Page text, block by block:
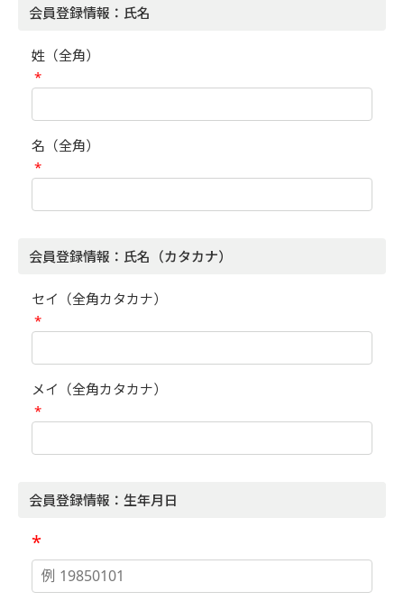
会員登録情報：氏名
姓（全角）
*
名（全角）
*
会員登録情報：氏名（カタカナ）
セイ（全角カタカナ）
*
メイ（全角カタカナ）
*
会員登録情報：生年月日
*